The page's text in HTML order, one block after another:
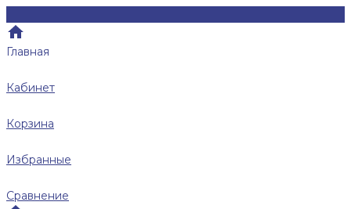
Главная
Кабинет
Корзина
Избранные
Сравнение